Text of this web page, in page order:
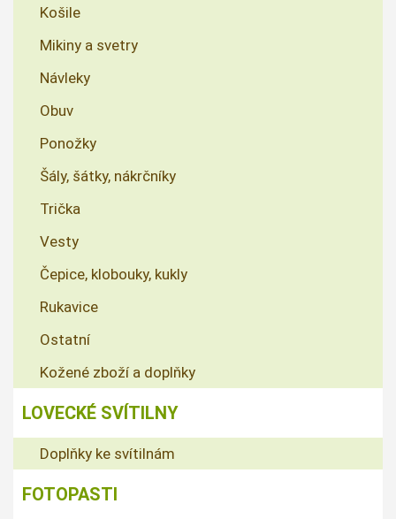
Košile
Mikiny a svetry
Návleky
Obuv
Ponožky
Šály, šátky, nákrčníky
Trička
Vesty
Čepice, klobouky, kukly
Rukavice
Ostatní
Kožené zboží a doplňky
LOVECKÉ SVÍTILNY
Doplňky ke svítilnám
FOTOPASTI